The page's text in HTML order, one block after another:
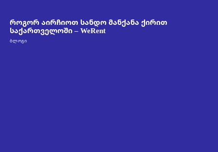
როგორ აირჩიოთ სანდო მანქანა ქირით
საქართველოში – WeRent
ᲑᲚᲝᲒᲘ